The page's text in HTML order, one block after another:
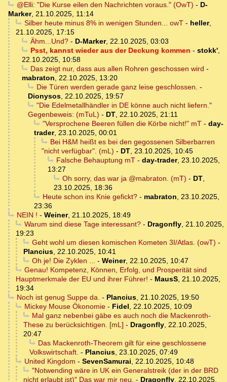
@Elli: "Die Kurse eilen den Nachrichten voraus." (OwT) - D-
Marker, 21.10.2025, 11:14
Silber heute minus 8% in wenigen Stunden... owT- heller,
21.10.2025, 17:15
Ähm...Und?- D-Marker, 22.10.2025, 03:03
Psst, kannst wieder aus der Deckung kommen - stokk',
22.10.2025, 10:58
Das zeigt nur, dass aus allen Rohren geschossen wird -
mabraton, 22.10.2025, 13:20
Die Türen werden gerade ganz leise geschlossen. -
Dionysos, 22.10.2025, 19:57
"Die Edelmetallhändler in DE könne auch nicht liefern."
Gegenbeweis: (mTuL) - DT, 22.10.2025, 21:11
"Versprochene Beeren füllen die Körbe nicht!" mT- day-
trader, 23.10.2025, 00:01
Bei H&M heißt es bei den gegossenen Silberbarren
"nicht verfügbar". (mL) - DT, 23.10.2025, 10:45
Falsche Behauptung mT- day-trader, 23.10.2025,
13:27
Oh sorry, das war ja @mabraton. (mT) - DT,
23.10.2025, 18:36
Heute schon ins Knie gefickt?- mabraton, 23.10.2025,
23:36
NEIN ! - Weiner, 21.10.2025, 18:49
Warum sind diese Tage interessant?- Dragonfly, 21.10.2025,
19:23
Geht wohl um diesen komischen Kometen 3I/Atlas. (owT) -
Plancius, 22.10.2025, 10:41
Oh je! Die Zyklen ... - Weiner, 22.10.2025, 10:47
Genau! Kompetenz, Können, Erfolg, und Prosperität sind
Hauptmerkmale der EU und ihrer Führer! - MausS, 21.10.2025,
19:34
Noch ist genug Suppe da. - Plancius, 21.10.2025, 19:50
Mickey Mouse Ökonomie- Fidel, 22.10.2025, 10:09
Mal ganz nebenbei gäbe es auch noch die Mackenroth-
These zu berücksichtigen. [mL] - Dragonfly, 22.10.2025,
20:47
Das Mackenroth-Theorem gilt für eine geschlossene
Volkswirtschaft. - Plancius, 23.10.2025, 07:49
United Kingdom - SevenSamurai, 22.10.2025, 10:48
"Notwending wäre in UK ein Generalstreik (der in der BRD
nicht erlaubt ist)" Das war mir neu. - Dragonfly, 22.10.2025,